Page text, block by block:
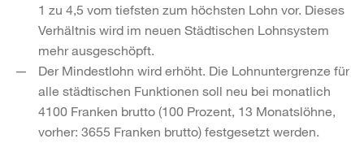
1 zu 4,5 vom tiefsten zum höchsten Lohn vor. Dieses
Verhältnis wird im neuen Städtischen Lohnsystem
mehr ausgeschöpft.
Der Mindestlohn wird erhöht. Die Lohnuntergrenze für
alle städtischen Funktionen soll neu bei monatlich
4100 Franken brutto (100 Prozent, 13 Monatslöhne,
vorher: 3655 Franken brutto) festgesetzt werden.